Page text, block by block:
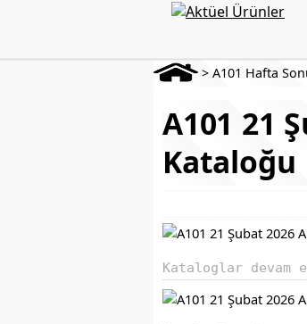
> A101 Hafta
A101 21
Kataloğu
Kataloglar devam